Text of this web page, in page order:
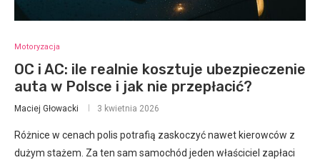
Motoryzacja
OC i AC: ile realnie kosztuje ubezpieczenie
auta w Polsce i jak nie przepłacić?
Maciej Głowacki 3 kwietnia 2026
Różnice w cenach polis potrafią zaskoczyć nawet kierowców z
dużym stażem. Za ten sam samochód jeden właściciel zapłaci